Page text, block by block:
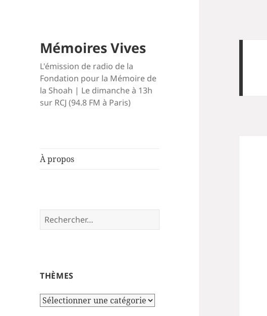
Mémoires Vives
L'émission de radio de la
Fondation pour la Mémoire de
la Shoah | Le dimanche à 13h
sur RCJ (94.8 FM à Paris)
À propos
Rechercher :
THÈMES
Thèmes